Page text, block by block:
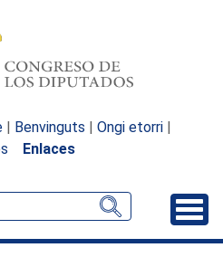
| Benvinguts | Ongi etorri |
Enlaces